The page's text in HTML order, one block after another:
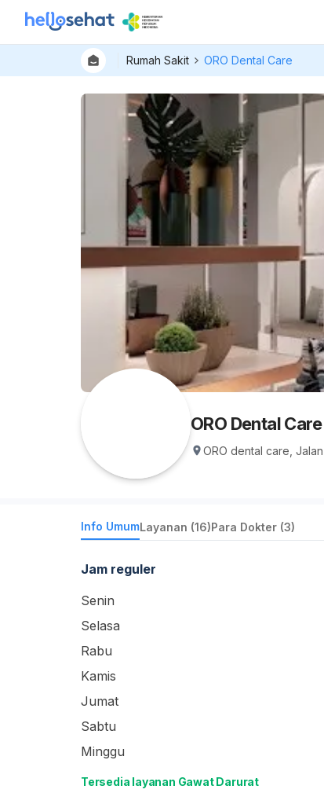
Rumah Sakit ORO Dental Care
ORO Dental Care
ORO dental care,
Info UmumLayanan (16)Para Dokter (3)
Jam reguler
Senin
Selasa
Rabu
Kamis
Jumat
Sabtu
Minggu
Tersedia layanan Gawat Darurat